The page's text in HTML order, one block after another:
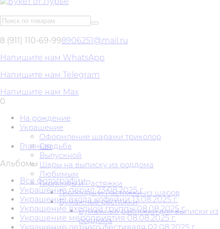
8 (911) 110-69-998906251@mail.ru
Напишите нам WhatsApp
Напишите нам Telegram
Напишите нам Max
0
На рождение
Украшение
Оформление шарами триколор
Свадьба
Выпускной
Шары на выписку из роддома
Любимым
Гирлянды и Растяжки
Гирлянды и Растяжки из шаров
Бумажные растяжки
Бумажные растяжки для выписки из
роддома
Главная
Альбомы
Все фотографии
Украшение перил 23.08.2025 г.
Украшение входа кофейни 13.08.2025 г.
Украшение входной группы 08.08.2025 г.
Украшение мероприятия 08.08.2025 г.